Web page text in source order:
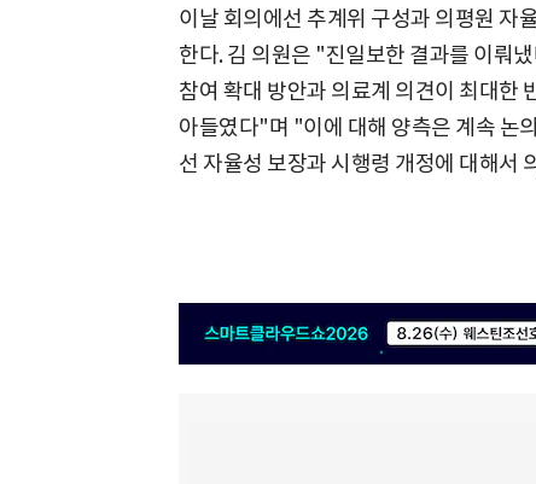
이날 회의에선 추계위 구성과 의평원 자
한다. 김 의원은 "진일보한 결과를 이뤄
참여 확대 방안과 의료계 의견이 최대한
아들였다"며 "이에 대해 양측은 계속 논
선 자율성 보장과 시행령 개정에 대해서